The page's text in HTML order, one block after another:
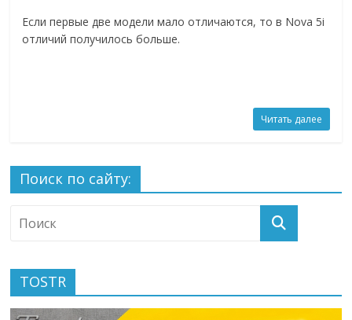
Если первые две модели мало отличаются, то в Nova 5i
отличий получилось больше.
Читать далее
Поиск по сайту:
TOSTR